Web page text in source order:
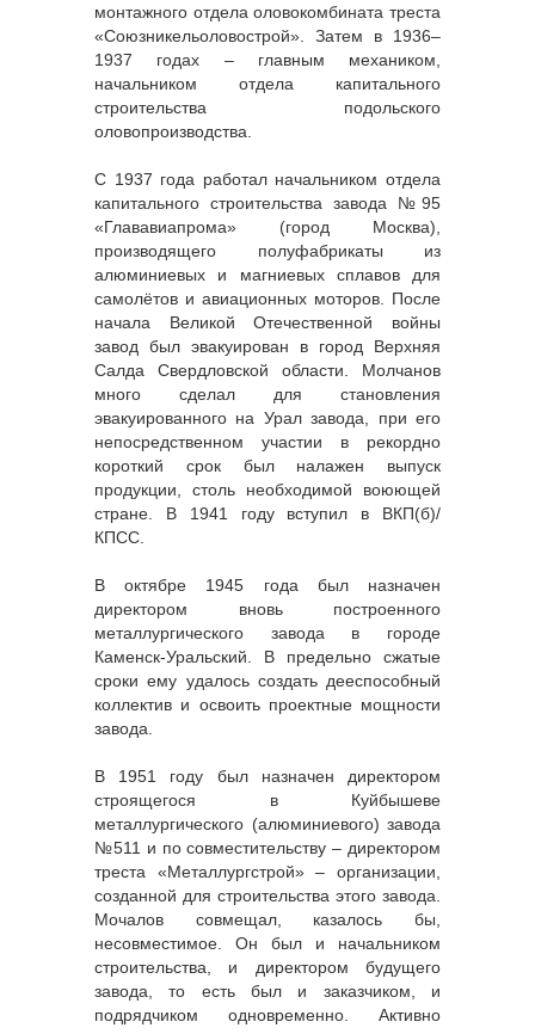
монтажного отдела оловокомбината треста
«Союзникельоловострой». Затем в 1936–
1937 годах – главным механиком,
начальником отдела капитального
строительства подольского
оловопроизводства.
С 1937 года работал начальником отдела
капитального строительства завода №95
«Глававиапрома» (город Москва),
производящего полуфабрикаты из
алюминиевых и магниевых сплавов для
самолётов и авиационных моторов. После
начала Великой Отечественной войны
завод был эвакуирован в город Верхняя
Салда Свердловской области. Молчанов
много сделал для становления
эвакуированного на Урал завода, при его
непосредственном участии в рекордно
короткий срок был налажен выпуск
продукции, столь необходимой воюющей
стране. В 1941 году вступил в ВКП(б)/
КПСС.
В октябре 1945 года был назначен
директором вновь построенного
металлургического завода в городе
Каменск-Уральский. В предельно сжатые
сроки ему удалось создать дееспособный
коллектив и освоить проектные мощности
завода.
В 1951 году был назначен директором
строящегося в Куйбышеве
металлургического (алюминиевого) завода
№511 и по совместительству – директором
треста «Металлургстрой» – организации,
созданной для строительства этого завода.
Мочалов совмещал, казалось бы,
несовместимое. Он был и начальником
строительства, и директором будущего
завода, то есть был и заказчиком, и
подрядчиком одновременно. Активно